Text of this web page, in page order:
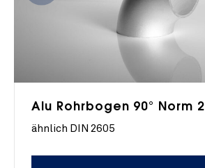
Alu Rohrbogen 90° Norm 2
ähnlich DIN 2605